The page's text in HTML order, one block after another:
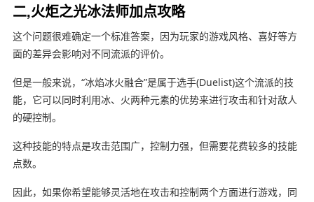
二,火炬之光冰法师加点攻略
这个问题很难确定一个标准答案，因为玩家的游戏风格、喜好等方
面的差异会影响对不同流派的评价。
但是一般来说，“冰焰冰火融合”是属于选手(Duelist)这个流派的技
能，它可以同时利用冰、火两种元素的优势来进行攻击和针对敌人
的硬控制。
这种技能的特点是攻击范围广，控制力强，但需要花费较多的技能
点数。
因此，如果你希望能够灵活地在攻击和控制两个方面进行游戏，同